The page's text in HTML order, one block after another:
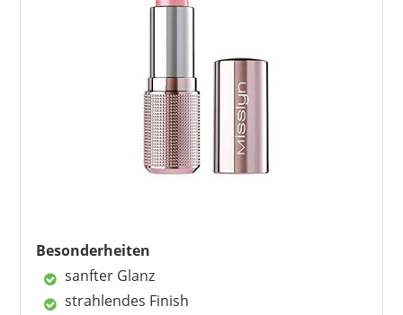
6,95 €
Besonderheiten
sanfter Glanz
strahlendes Finish